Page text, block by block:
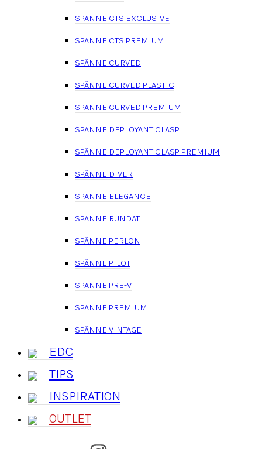
SPÄNNE CTS EXCLUSIVE
SPÄNNE CTS PREMIUM
SPÄNNE CURVED
SPÄNNE CURVED PLASTIC
SPÄNNE CURVED PREMIUM
SPÄNNE DEPLOYANT CLASP
SPÄNNE DEPLOYANT CLASP PREMIUM
SPÄNNE DIVER
SPÄNNE ELEGANCE
SPÄNNE RUNDAT
SPÄNNE PERLON
SPÄNNE PILOT
SPÄNNE PRE-V
SPÄNNE PREMIUM
SPÄNNE VINTAGE
EDC
TIPS
INSPIRATION
OUTLET